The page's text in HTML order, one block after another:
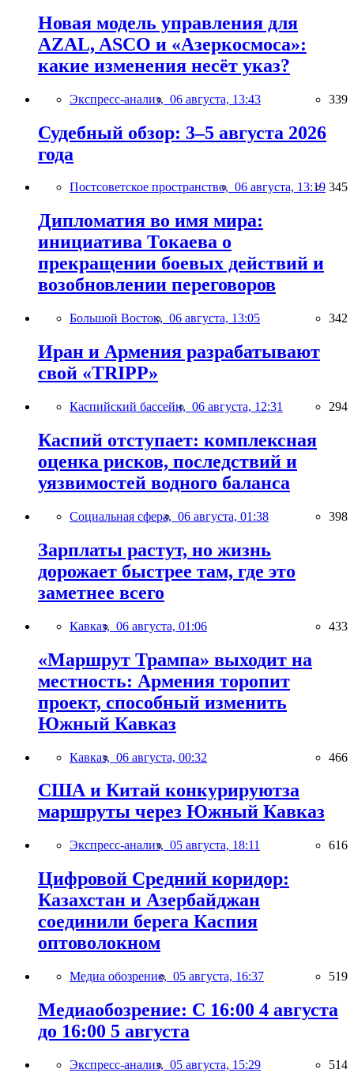
Новая модель управления для
AZAL, ASCO и «Азеркосмоса»:
какие изменения несёт указ?
Экспресс-анализ, 06 августа, 13:43 339
Судебный обзор: 3–5 августа 2026
года
Постсоветское пространство, 06 августа, 13:19 345
Дипломатия во имя мира:
инициатива Токаева о
прекращении боевых действий и
возобновлении переговоров
Большой Восток, 06 августа, 13:05 342
Иран и Армения разрабатывают
свой «TRIPP»
Каспийский бассейн, 06 августа, 12:31 294
Каспий отступает: комплексная
оценка рисков, последствий и
уязвимостей водного баланса
Социальная сфера, 06 августа, 01:38 398
Зарплаты растут, но жизнь
дорожает быстрее там, где это
заметнее всего
Кавказ, 06 августа, 01:06 433
«Маршрут Трампа» выходит на
местность: Армения торопит
проект, способный изменить
Южный Кавказ
Кавказ, 06 августа, 00:32 466
США и Китай конкурируютза
маршруты через Южный Кавказ
Экспресс-анализ, 05 августа, 18:11 616
Цифровой Средний коридор:
Казахстан и Азербайджан
соединили берега Каспия
оптоволокном
Медиа обозрение, 05 августа, 16:37 519
Медиаобозрение: С 16:00 4 августа
до 16:00 5 августа
Экспресс-анализ, 05 августа, 15:29 514